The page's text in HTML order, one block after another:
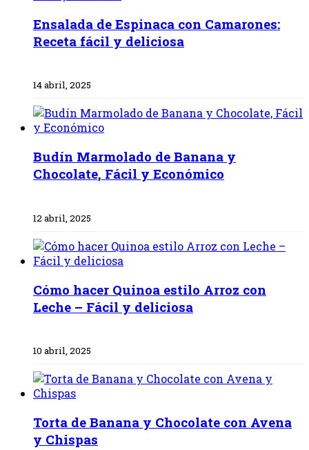
Ensalada de Espinaca con Camarones:
Receta fácil y deliciosa
14 abril, 2025
Budín Marmolado de Banana y
Chocolate, Fácil y Económico
12 abril, 2025
Cómo hacer Quinoa estilo Arroz con
Leche – Fácil y deliciosa
10 abril, 2025
Torta de Banana y Chocolate con Avena
y Chispas